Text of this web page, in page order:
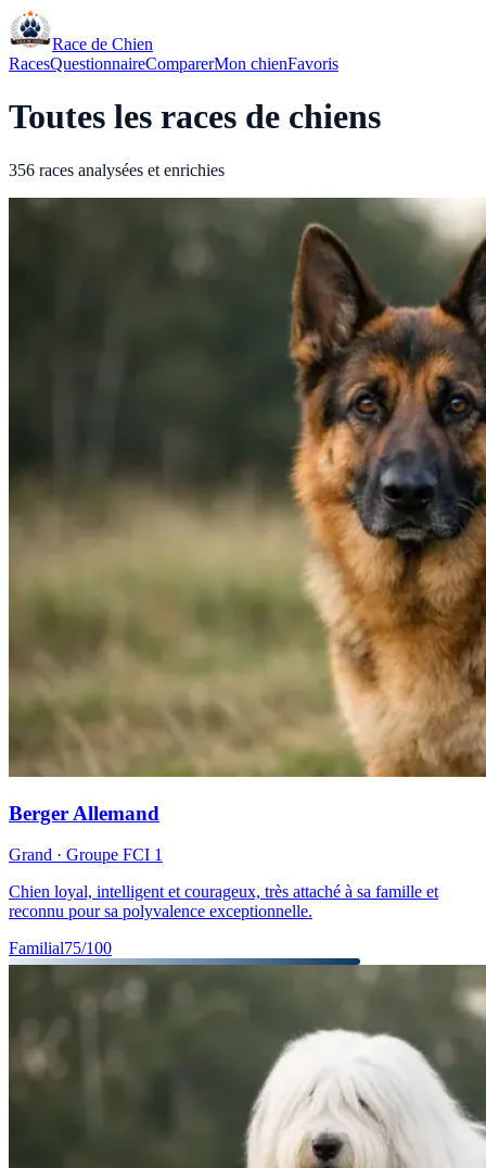
Race de Chien
RacesQuestionnaireComparerMon chienFavoris
Toutes les races de chiens
356 races analysées et enrichies
Berger Allemand
Grand · Groupe FCI 1
Chien loyal, intelligent et courageux, très attaché à sa famille et
reconnu pour sa polyvalence exceptionnelle.
Familial75/100